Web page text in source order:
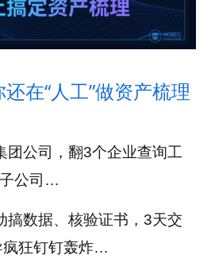
还在“人工”做资产梳理
团公司，翻3个企业查询工
公司…
搞数据、核验证书，3天交
疯狂钉钉轰炸…